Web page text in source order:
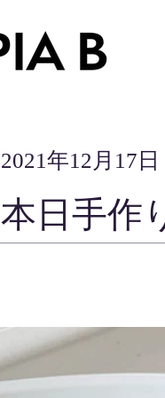
本日手作
2021年12月17日